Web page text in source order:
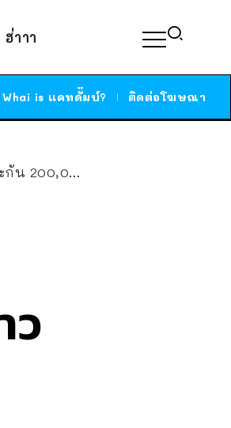
าาา
Whai is แคทดั๊มบ์? ติดต่อโฆษณา
บาท
ว